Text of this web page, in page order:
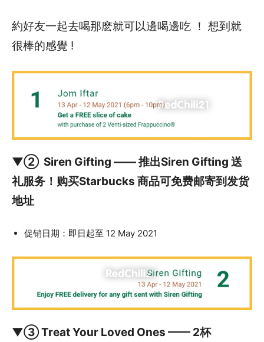
約好友一起去喝那麽就可以邊喝邊吃 ！ 想到就
很棒的感覺 !
▼② Siren Gifting —— 推出Siren Gifting 送
礼服务！购买Starbucks 商品可免费邮寄到发货
地址
促销日期：即日起至 12 May 2021
▼③ Treat Your Loved Ones —— 2杯